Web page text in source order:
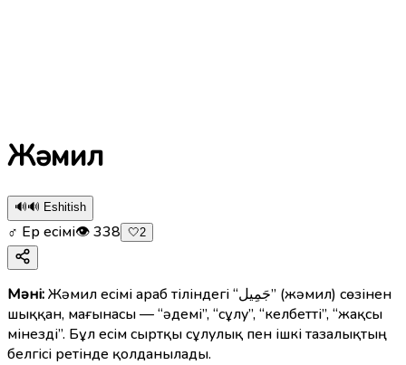
Жәмил
🔊🔊 Eshitish
♂ Ер есімі👁338 🤍2
Мәні:Жәмил есімі араб тіліндегі “جَمِيل” (жәмил) сөзінен
шыққан, мағынасы — “әдемі”, “сұлу”, “келбетті”, “жақсы
мінезді”. Бұл есім сыртқы сұлулық пен ішкі тазалықтың
белгісі ретінде қолданылады.